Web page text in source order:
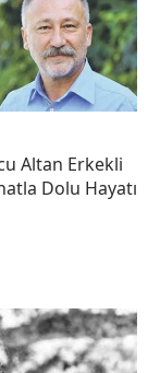
Altan Erkekli
Dolu Hayatı